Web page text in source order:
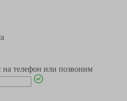
телефон или позвоним